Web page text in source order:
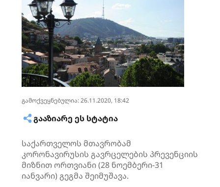
გამოქვეყნებულია: 26.11.2020, 18:42
ᲒᲐᲐᲖᲘᲐᲠᲔ ᲔᲡ ᲡᲢᲐᲢᲘᲐ
საქართველოს მთავრობამ
კორონავირუსის გავრცელების პრევენციის
მიზნით ორთვიანი (28 ნოემბერი-31
იანვარი) გეგმა შეიმუშავა.